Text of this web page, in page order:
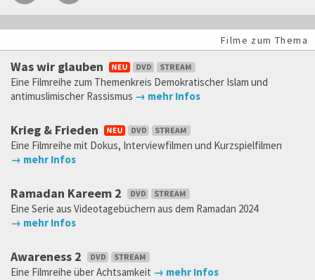
Filme zum Thema
Was wir glauben
Eine Filmreihe zum Themenkreis Demokratischer Islam und
antimuslimischer Rassismus → mehr Infos
Krieg & Frieden
Eine Filmreihe mit Dokus, Interviewfilmen und Kurzspielfilmen
→ mehr Infos
Ramadan Kareem 2
Eine Serie aus Videotagebüchern aus dem Ramadan 2024
→ mehr Infos
Awareness 2
Eine Filmreihe über Achtsamkeit → mehr Infos